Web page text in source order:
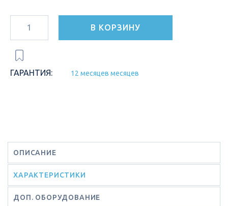
В КОРЗИНУ
ГАРАНТИЯ: 12 месяцев месяцев
ОПИСАНИЕ
ХАРАКТЕРИСТИКИ
ДОП. ОБОРУДОВАНИЕ